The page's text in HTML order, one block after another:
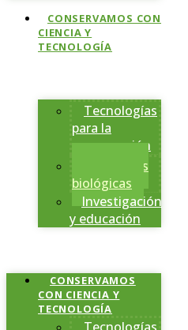
CONSERVAMOS CON
CIENCIA Y
TECNOLOGÍA
Tecnologías
para la
conservación
Estaciones
biológicas
Investigación
y educación
CONSERVAMOS
CON CIENCIA Y
TECNOLOGÍA